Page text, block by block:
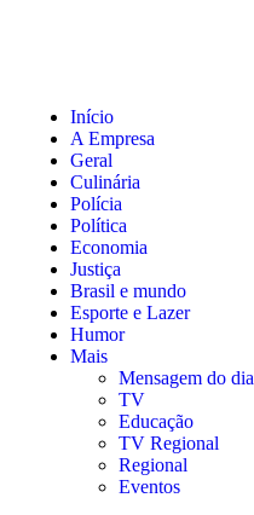
Início
A Empresa
Geral
Culinária
Polícia
Política
Economia
Justiça
Brasil e mundo
Esporte e Lazer
Humor
Mais
Mensagem do dia
TV
Educação
TV Regional
Regional
Eventos